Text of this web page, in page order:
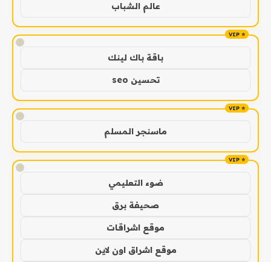
عالم الشباب
!
باقة باك لينك
تحسين seo
!
ماسنجر المسلم
!
ضوء التعليمي
صحيفة برق
موقع اشراقات
موقع اشراق اون لاين